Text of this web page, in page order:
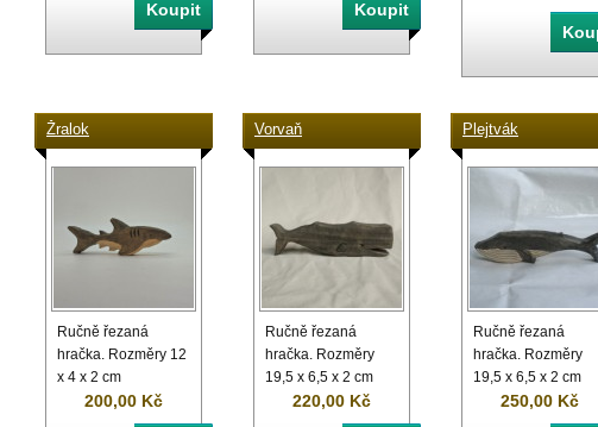
Žralok
Ručně řezaná
hračka. Rozměry 12
x 4 x 2 cm
200,00 Kč
Vorvaň
Ručně řezaná
hračka. Rozměry
19,5 x 6,5 x 2 cm
220,00 Kč
Plejtvák
Ručně řezaná
hračka. Rozměry
19,5 x 6,5 x 2 cm
250,00 Kč